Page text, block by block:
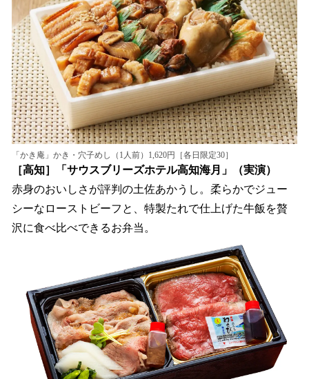
「かき庵」かき・穴子めし（1人前）1,620円［各日限定30］
［高知］「サウスブリーズホテル高知海月」（実演）
赤身のおいしさが評判の土佐あかうし。柔らかでジュー
シーなローストビーフと、特製たれで仕上げた牛飯を贅
沢に食べ比べできるお弁当。